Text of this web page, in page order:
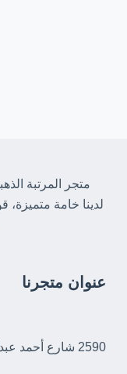
متجر المرتبة
لدينا خامة
عنوان متجرنا
2590 شارع أحمد عبدالله الخابوري، 22425 جدة